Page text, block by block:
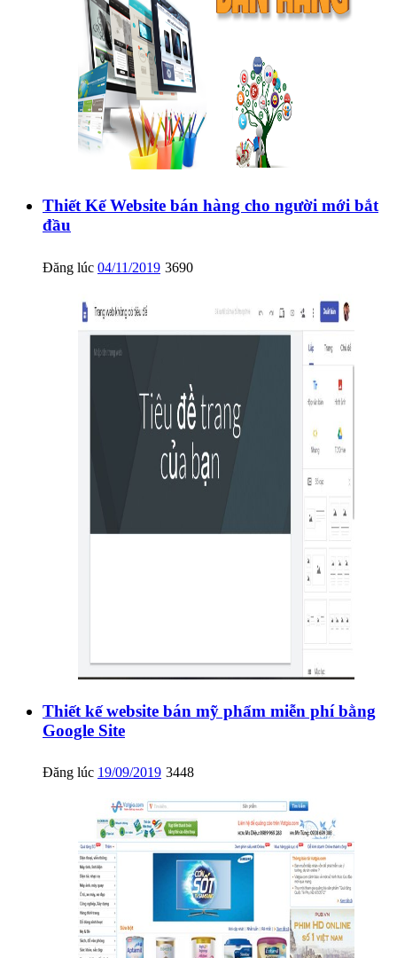
Thiết Kế Website bán hàng cho người mới bắt
đầu
Đăng lúc 04/11/2019 3690
Thiết kế website bán mỹ phẩm miễn phí bằng
Google Site
Đăng lúc 19/09/2019 3448